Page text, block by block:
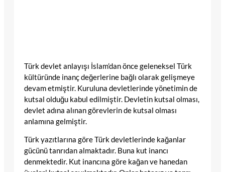
Türk devlet anlayışı İslam’dan önce geleneksel Türk
kültüründe inanç değerlerine bağlı olarak gelişmeye
devam etmiştir. Kuruluna devletlerinde yönetimin de
kutsal olduğu kabul edilmiştir. Devletin kutsal olması,
devlet adına alınan görevlerin de kutsal olması
anlamına gelmiştir.
Türk yazıtlarına göre Türk devletlerinde kağanlar
gücünü tanrıdan almaktadır. Buna kut inancı
denmektedir. Kut inancına göre kağan ve hanedan